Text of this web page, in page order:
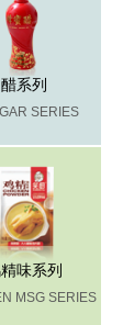
醋系列
SERIES
味系列
MSG SERIES